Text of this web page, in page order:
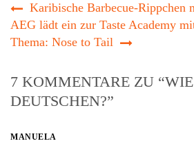
Karibische Barbecue-Rippchen
AEG lädt ein zur Taste Academy
Thema: Nose to Tail
7 KOMMENTARE ZU
DEUTSCHEN?”
MANUELA